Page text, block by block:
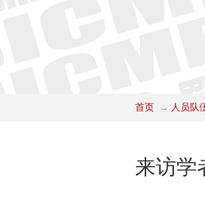
首页 → 人员队
来访学